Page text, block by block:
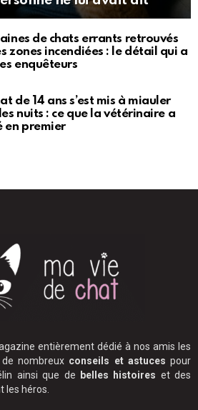
de chats errants retrouvés
zones incendiées : le détail qui a
enquêteurs
de 14 ans s’est mis à miauler
nuits : ce que la vétérinaire a
en premier
entièrement dédié à nos amis les
nombreux conseils et astuces pour
ainsi que de belles histoires et des
les héros.